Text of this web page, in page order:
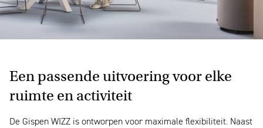
Een passende uitvoering voor elke
ruimte en activiteit
De Gispen WIZZ is ontworpen voor maximale flexibiliteit. Naast